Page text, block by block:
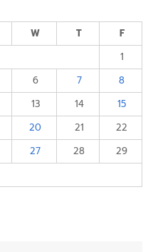
W T
F
1
6 7
8
13 14
15
20 21
22
27 28
29